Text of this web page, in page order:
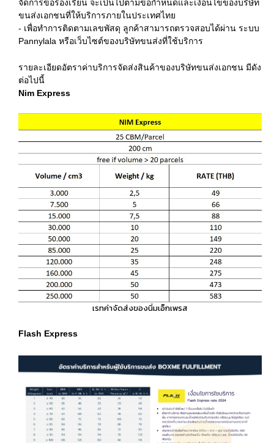
จัดการข้อร้องเรียน จะเป็นไปตามข้อกำหนดและเงื่อนไขของบริษัท
ขนส่งเอกชนที่ให้บริการภายในประเทศไทย
- เพื่อทำการติดตามเลขพัสดุ ลูกค้าสามารถตรวจสอบได้ผ่าน ระบบ
Pannylala หรือเว็บไซต์ของบริษัทขนส่งที่ใช้บริการ
รายละเอียดอัตราค่าบริการจัดส่งสินค้าของบริษัทขนส่งเอกชน มีดัง
ต่อไปนี้
Nim Express
เรทค่าจัดส่งของนิ่มเอ็กเพรส
Flash Express